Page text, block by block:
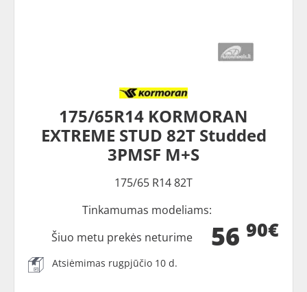
175/65R14 KORMORAN
EXTREME STUD 82T Studded
3PMSF M+S
175/65 R14 82T
Tinkamumas modeliams:
56 90€
Šiuo metu prekės neturime
Atsiėmimas rugpjūčio 10 d.